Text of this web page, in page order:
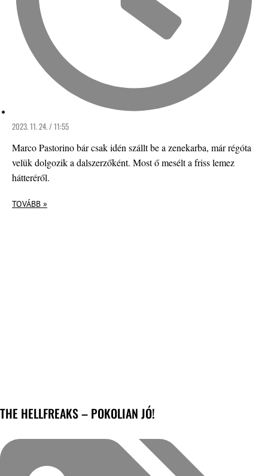
2023. 11. 24. / 11:55
Marco Pastorino bár csak idén szállt be a zenekarba, már régóta
velük dolgozik a dalszerzőként. Most ő mesélt a friss lemez
hátteréről.
TOVÁBB »
THE HELLFREAKS – POKOLIAN JÓ!